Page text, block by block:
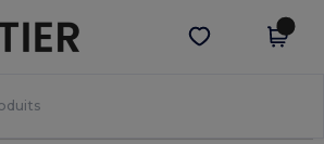
sur l’app !
Obtenir l'appli